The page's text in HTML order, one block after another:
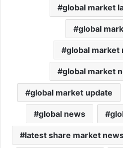
global market
global
global market
global market
global market update
global news
latest share market